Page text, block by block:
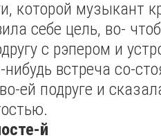
которой музыкант
себе цель, во-
с рэпером и
встреча со-
ей подруге и
й